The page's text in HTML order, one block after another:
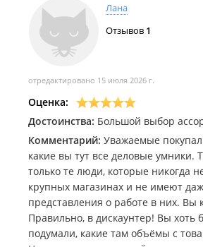
Лана
Отзывов 1
отредактировано 15 июля 2026 г.
Оценка:
Достоинства: Большой выбор
Комментарий: Уважаемые
какие вы тут все деловые умники.
только те люди, которые никогда
крупных магазинах и не имеют
представления о работе в них. Вы
Правильно, в дискаунтер! Вы хоть
подумали, какие там объёмы с